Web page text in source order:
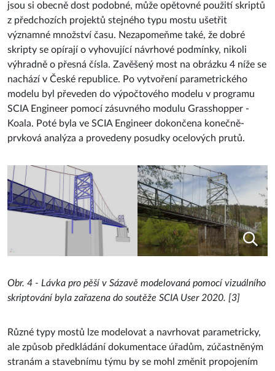
jsou si obecně dost podobné, může opětovné použití skriptů
z předchozích projektů stejného typu mostu ušetřit
významné množství času. Nezapomeňme také, že dobré
skripty se opírají o vyhovující návrhové podmínky, nikoli
výhradně o přesná čísla. Zavěšený most na obrázku 4 níže se
nachází v České republice. Po vytvoření parametrického
modelu byl převeden do výpočtového modelu v programu
SCIA Engineer pomocí zásuvného modulu Grasshopper -
Koala. Poté byla ve SCIA Engineer dokončena konečně-
prvková analýza a provedeny posudky ocelových prutů.
Obr. 4 - Lávka pro pěší v Sázavě modelovaná pomocí vizuálního
skriptování byla zařazena do soutěže SCIA User 2020. [3]
Různé typy mostů lze modelovat a navrhovat parametricky,
ale způsob předkládání dokumentace úřadům, zúčastněným
stranám a stavebnímu týmu by se mohl změnit propojením